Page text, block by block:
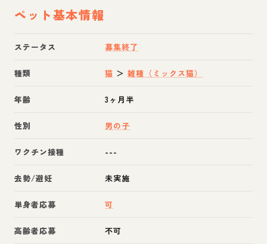
ペット基本情報
ステータス 募集終了
種類 猫 ＞雑種（ミックス猫）
年齢 3ヶ月半
性別 男の子
ワクチン接種 ---
去勢/避妊 未実施
単身者応募 可
高齢者応募 不可